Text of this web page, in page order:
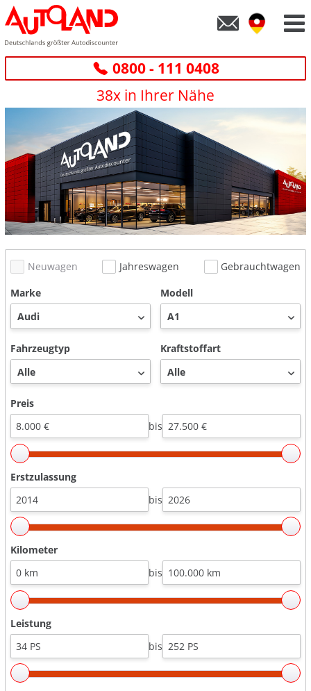
0800 - 111 0408
38x in Ihrer Nähe
Neuwagen Jahreswagen
Gebrauchtwagen
Marke
Modell
Fahrzeugtyp Kraftstoffart
Preis
bis
Erstzulassung
bis
Kilometer
bis
Leistung
bis